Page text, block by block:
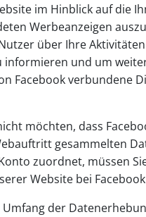
im Hinblick auf die
Werbeanzeigen
über Ihre
informieren und um
Facebook verbundene
möchten, dass
gesammelten
zuordnet, müssen
Website bei
Umfang der